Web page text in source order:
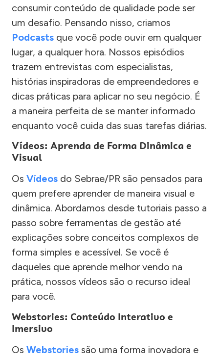
consumir conteúdo de qualidade pode ser
um desafio. Pensando nisso, criamos
Podcasts que você pode ouvir em qualquer
lugar, a qualquer hora. Nossos episódios
trazem entrevistas com especialistas,
histórias inspiradoras de empreendedores e
dicas práticas para aplicar no seu negócio. É
a maneira perfeita de se manter informado
enquanto você cuida das suas tarefas diárias.
Vídeos: Aprenda de Forma Dinâmica e
Visual
Os Vídeos do Sebrae/PR são pensados para
quem prefere aprender de maneira visual e
dinâmica. Abordamos desde tutoriais passo a
passo sobre ferramentas de gestão até
explicações sobre conceitos complexos de
forma simples e acessível. Se você é
daqueles que aprende melhor vendo na
prática, nossos vídeos são o recurso ideal
para você.
Webstories: Conteúdo Interativo e
Imersivo
Os Webstories são uma forma inovadora e